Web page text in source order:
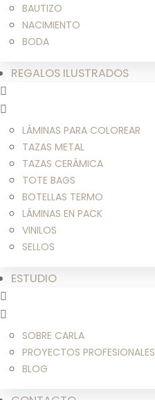
BAUTIZO
NACIMIENTO
BODA
REGALOS ILUSTRADOS
LÁMINAS PARA COLOREAR
TAZAS METAL
TAZAS CERÁMICA
TOTE BAGS
BOTELLAS TERMO
LÁMINAS EN PACK
VINILOS
SELLOS
ESTUDIO
SOBRE CARLA
PROYECTOS PROFESIONALES
BLOG